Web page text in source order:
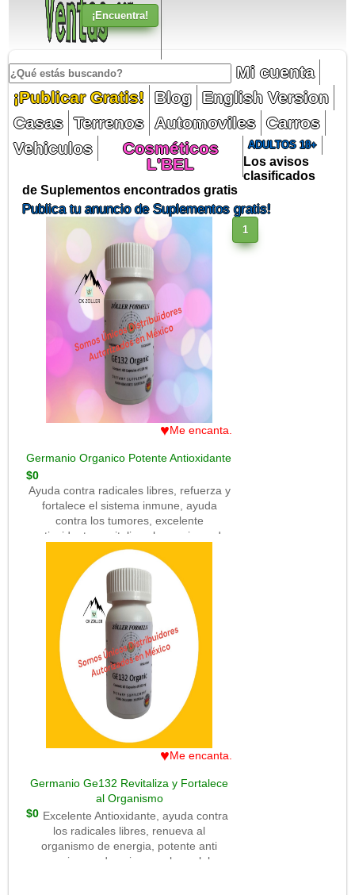
Mi cuenta
¡Publicar Gratis!
Blog English Version
Casas Terrenos Automoviles Carros
Vehiculos
Cosméticos
L'BEL
ADULTOS 18+
Los avisos
clasificados
de Suplementos encontrados gratis
Publica tu anuncio de Suplementos gratis!
♥Me encanta.
Germanio Organico Potente Antioxidante
$0
Ayuda contra radicales libres, refuerza y
fortalece el sistema inmune, ayuda
contra los tumores, excelente
antioxidante, revitaliza al organismo de
energia, da oxigeno a las c?lulas.
PEDIDOS e Informes por SMS,
WhatsApp, en los siguientes tel?fonos:
5549638437, 5579182660, 5531140300
BUSCANOS en Redes Sociales como:
cketerzoller y zollerformeln
♥Me encanta.
Germanio Ge132 Revitaliza y Fortalece
al Organismo
$0 Excelente Antioxidante, ayuda contra
los radicales libres, renueva al
organismo de energia, potente anti
cancerigeno, da oxigeno a las celulas,
1